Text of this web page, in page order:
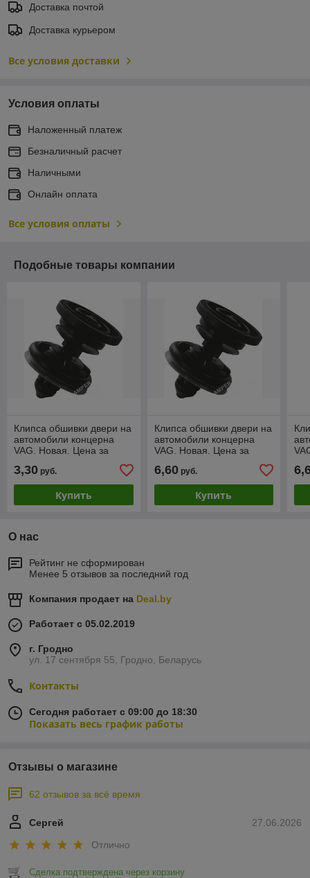
Доставка почтой
Доставка курьером
Все условия доставки
Условия оплаты
Наложенный платеж
Безналичный расчет
Наличными
Онлайн оплата
Все условия оплаты
Подобные товары компании
Клипса обшивки двери на
автомобили концерна
VAG. Новая. Цена за
3,30 руб.
Купить
Клипса обшивки двери на
автомобили концерна
VAG. Новая. Цена за
6,60руб.
Купить
О нас
Рейтинг не сформирован
Менее 5 отзывов за последний год
Компания продает на Deal.by
Работает с 05.02.2019
г. Гродно
ул. 17 сентября 55, Гродно, Беларусь
Контакты
Сегодня работает с 09:00 до 18:30
Показать весь график работы
Отзывы о магазине
62 отзывов за всё время
27.06.2026
Сергей
Отлично
Сделка подтверждена через корзину